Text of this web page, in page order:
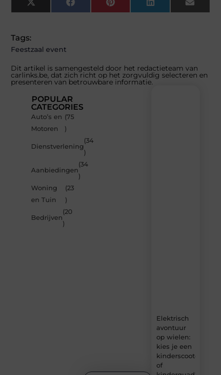
X
(Twitter)
FacebookPinterestLinkedInEmail
Tags:
Feestzaal event
Dit artikel is samengesteld door het redactieteam van
carlinks.be, dat zich richt op het zorgvuldig selecteren en
presenteren van betrouwbare informatie.
POPULAR
CATEGORIES
Auto’s en
Motoren
(75
)
Dienstverlening
(34
)
Aanbiedingen
(34
)
Woning
en Tuin
(23
)
Bedrijven
(20
)
Elektrisch
avontuur
op wielen:
kies je een
kinderscooter
of